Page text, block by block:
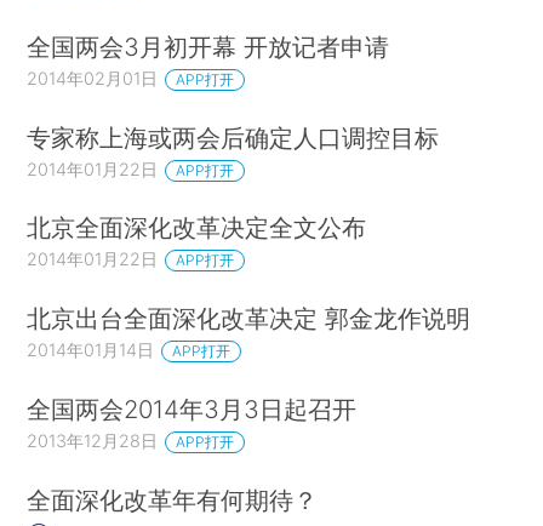
全国两会3月初开幕 开放记者申请
2014年02月01日 APP打开
专家称上海或两会后确定人口调控目标
2014年01月22日 APP打开
北京全面深化改革决定全文公布
2014年01月22日 APP打开
北京出台全面深化改革决定 郭金龙作说明
2014年01月14日 APP打开
全国两会2014年3月3日起召开
2013年12月28日 APP打开
全面深化改革年有何期待？